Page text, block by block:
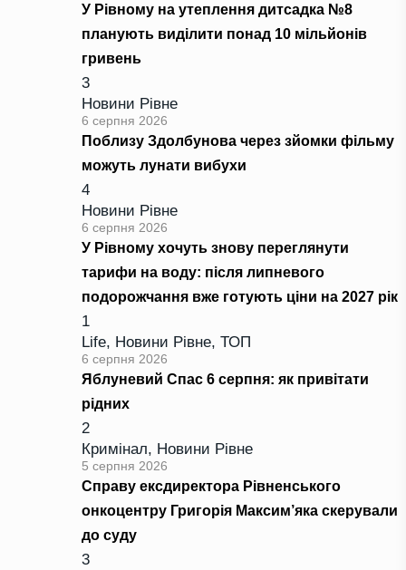
У Рівному на утеплення дитсадка №8
планують виділити понад 10 мільйонів
гривень
3
Новини Рівне
6 серпня 2026
Поблизу Здолбунова через зйомки фільму
можуть лунати вибухи
4
Новини Рівне
6 серпня 2026
У Рівному хочуть знову переглянути
тарифи на воду: після липневого
подорожчання вже готують ціни на 2027 рік
1
Life, Новини Рівне, ТОП
6 серпня 2026
Яблуневий Спас 6 серпня: як привітати
рідних
2
Кримінал, Новини Рівне
5 серпня 2026
Справу ексдиректора Рівненського
онкоцентру Григорія Максим’яка скерували
до суду
3